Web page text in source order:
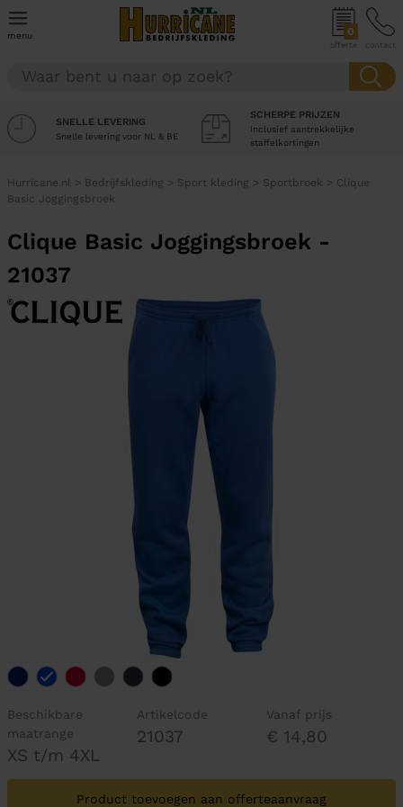
menu 0
offerte contact
SNELLE LEVERING
Snelle levering voor NL & BE
SCHERPE PRIJZEN
Inclusief aantrekkelijke
staffelkortingen
Hurricane.nl > Bedrijfskleding > Sport kleding > Sportbroek > Clique
Basic Joggingsbroek
Clique Basic Joggingsbroek -
21037
Beschikbare
maatrange
XS t/m 4XL
Artikelcode
21037
Vanaf prijs
€ 14,80
Product toevoegen aan offerteaanvraag